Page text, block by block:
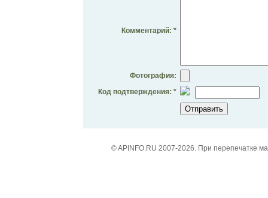
Комментарий: *
Фотография:
Код подтверждения: *
© APINFO.RU 2007-2026. При перепечатке